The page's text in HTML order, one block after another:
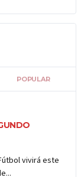
POPULAR
vivirá este